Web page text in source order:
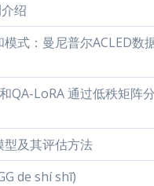
绍
式：曼尼普尔ACLED数
QA-LoRA 通过低秩矩阵分
及其评估方法
de shí shī)